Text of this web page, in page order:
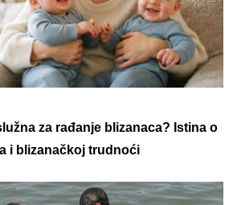
za rađanje blizanaca? Istina o
i blizanačkoj trudnoći